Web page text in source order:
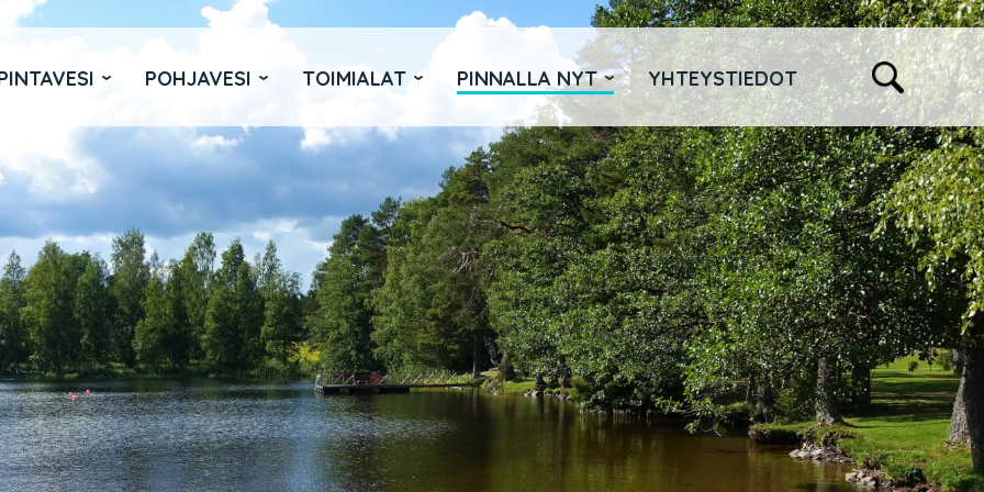
POHJAVESI TOIMIALAT PINNALLA NYT YHTEYSTIEDOT